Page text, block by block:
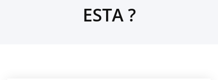
ESTA ?